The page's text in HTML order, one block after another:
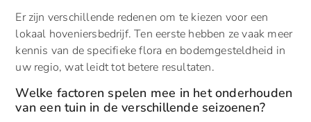
Er zijn verschillende redenen om te kiezen voor een
lokaal hoveniersbedrijf. Ten eerste hebben ze vaak meer
kennis van de specifieke flora en bodemgesteldheid in
uw regio, wat leidt tot betere resultaten.
Welke factoren spelen mee in het onderhouden
van een tuin in de verschillende seizoenen?